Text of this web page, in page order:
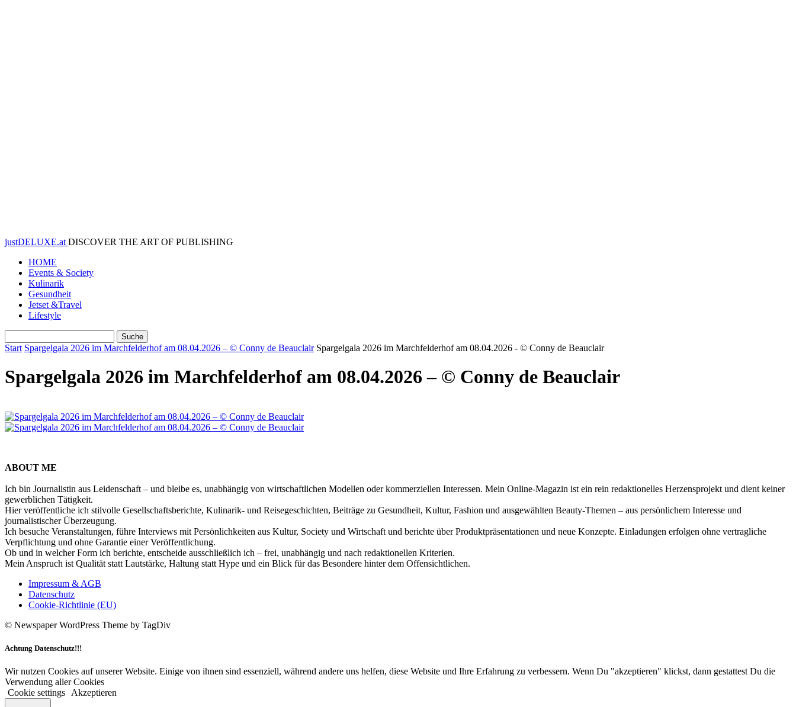
justDELUXE.at DISCOVER THE ART OF PUBLISHING
HOME
Events & Society
Kulinarik
Gesundheit
Jetset &Travel
Lifestyle
Start Spargelgala 2026 im Marchfelderhof am 08.04.2026 – © Conny de Beauclair Spargelgala 2026 im Marchfelderhof am 08.04.2026 - © Conny de Beauclair
Spargelgala 2026 im Marchfelderhof am 08.04.2026 – © Conny de Beauclair
ABOUT ME
Ich bin Journalistin aus Leidenschaft – und bleibe es, unabhängig von wirtschaftlichen Modellen oder kommerziellen Interessen. Mein Online-Magazin ist ein rein redaktionelles Herzensprojekt und dient keiner
gewerblichen Tätigkeit.
Hier veröffentliche ich stilvolle Gesellschaftsberichte, Kulinarik- und Reisegeschichten, Beiträge zu Gesundheit, Kultur, Fashion und ausgewählten Beauty-Themen – aus persönlichem Interesse und
journalistischer Überzeugung.
Ich besuche Veranstaltungen, führe Interviews mit Persönlichkeiten aus Kultur, Society und Wirtschaft und berichte über Produktpräsentationen und neue Konzepte. Einladungen erfolgen ohne vertragliche
Verpflichtung und ohne Garantie einer Veröffentlichung.
Ob und in welcher Form ich berichte, entscheide ausschließlich ich – frei, unabhängig und nach redaktionellen Kriterien.
Mein Anspruch ist Qualität statt Lautstärke, Haltung statt Hype und ein Blick für das Besondere hinter dem Offensichtlichen.
Impressum & AGB
Datenschutz
Cookie-Richtlinie (EU)
© Newspaper WordPress Theme by TagDiv
Achtung Datenschutz!!!
Wir nutzen Cookies auf unserer Website. Einige von ihnen sind essenziell, während andere uns helfen, diese Website und Ihre Erfahrung zu verbessern. Wenn Du "akzeptieren" klickst, dann gestattest Du die
Verwendung aller Cookies
Cookie settings
Akzeptieren